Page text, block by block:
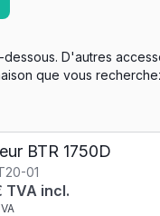
D'autres
que vous
BTR 1750D
01
TVA incl.